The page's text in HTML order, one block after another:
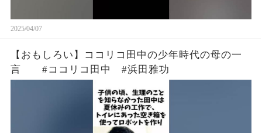
2025/04/07
【おもしろい】ココリコ田中の少年時代の母の一
言 #ココリコ田中 #浜田雅功